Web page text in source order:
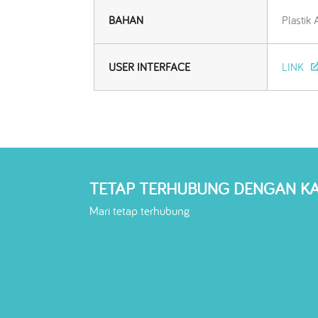
BAHAN Plastik
USER INTERFACE LINK
TETAP TERHUBUNG DENGAN
Mari tetap terhubung